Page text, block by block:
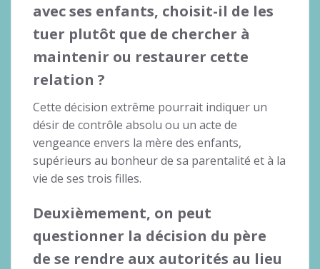
avec ses enfants, choisit-il de les
tuer plutôt que de chercher à
maintenir ou restaurer cette
relation ?
Cette décision extrême pourrait indiquer un
désir de contrôle absolu ou un acte de
vengeance envers la mère des enfants,
supérieurs au bonheur de sa parentalité et à la
vie de ses trois filles.
Deuxièmement, on peut
questionner la décision du père
de se rendre aux autorités au lieu